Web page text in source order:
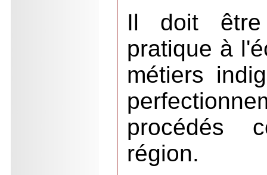
Il doit
pratique à
métiers
procédés
région.